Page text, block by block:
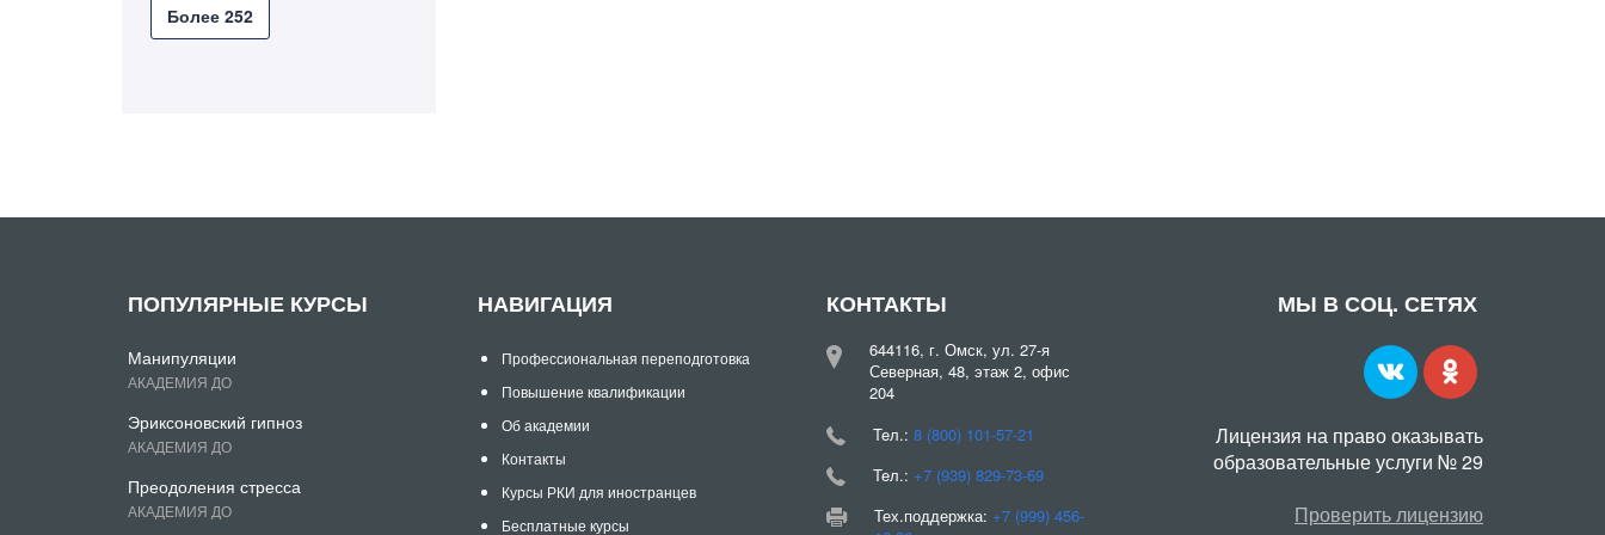
Более 252
ПОПУЛЯРНЫЕ КУРСЫ
Манипуляции
АКАДЕМИЯ ДО
Эриксоновский гипноз
АКАДЕМИЯ ДО
Преодоления стресса
АКАДЕМИЯ ДО
НАВИГАЦИЯ
Профессиональная переподготовка
Повышение квалификации
Об академии
Контакты
Курсы РКИ для иностранцев
Бесплатные курсы
КОНТАКТЫ
644116, г. Омск, ул. 27-я
Северная, 48, этаж 2, офис
204
Teл.: 8 (800) 101-57-21
Teл.: +7 (939) 829-73-69
Тех.поддержка: +7 (999) 456-
МЫ В СОЦ. СЕТЯХ
Лицензия на право оказывать
образовательные услуги № 29
Проверить лицензию